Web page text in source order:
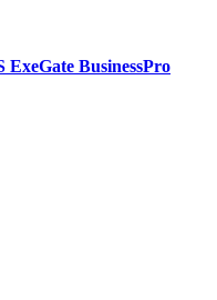
ExeGate BusinessPro